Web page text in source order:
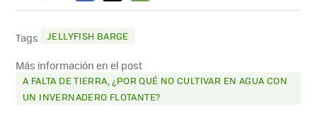
FACEBOOK
X
E-
Tags JELLYFISH BARGE
Más información en el post
A FALTA DE TIERRA, ¿POR QUÉ NO CULTIVAR EN AGUA CON
UN INVERNADERO FLOTANTE?